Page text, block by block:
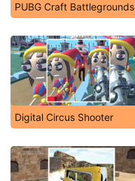
PUBG Craft Battlegrounds
Digital Circus Shooter